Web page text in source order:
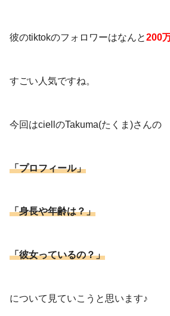
彼のtiktokのフォロワーはなんと200
すごい人気ですね。
今回はciellのTakuma(たくま)さんの
「プロフィール」
「身長や年齢は？」
「彼女っているの？」
について見ていこうと思います♪